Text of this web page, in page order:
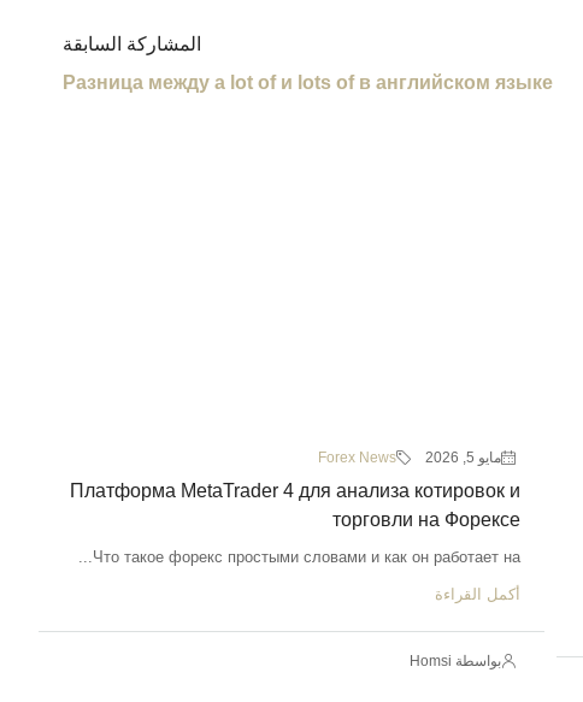
المشاركة السابقة
Разница между a lot of и lots of в английском языке
مايو 5, 2026 Forex News
Платформа MetaTrader 4 для анализа котировок и
торговли на Форексе
Что такое форекс простыми словами и как он работает на...
أكمل القراءة
بواسطة Homsi